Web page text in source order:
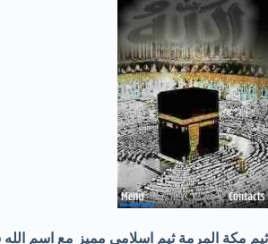
ثيم مكة المرمة ثيم اسلامي مميز مع اسم الله